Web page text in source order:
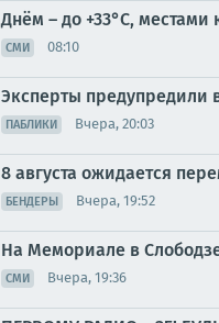
Днём – до +33°С,
СМИ 08:10
Эксперты предупредили
ПАБЛИКИ Вчера, 20:03
8 августа ожидается
БЕНДЕРЫ Вчера, 19:52
На Мемориале в
СМИ Вчера, 19:36